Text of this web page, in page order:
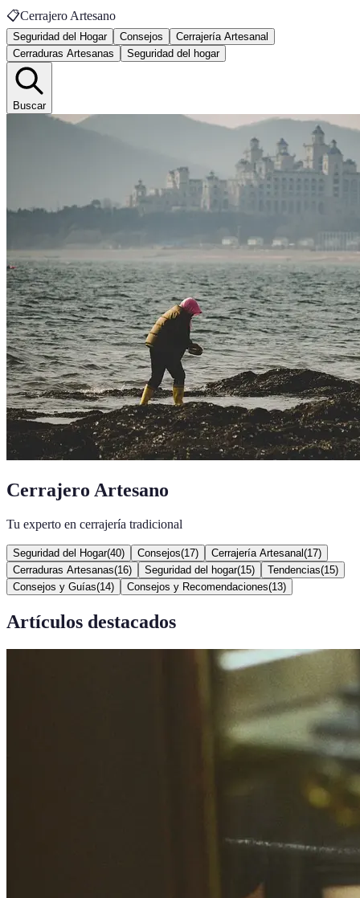
📋Cerrajero Artesano
Seguridad del Hogar Consejos
Cerrajería Artesanal
Cerraduras Artesanas
Seguridad del hogar
Buscar
Cerrajero Artesano
Tu experto en cerrajería tradicional
Seguridad del Hogar(40) Consejos(17) Cerrajería Artesanal (17)
Cerraduras Artesanas(16) Seguridad del hogar(15) Tendencias(15)
Consejos y Guías(14) Consejos y Recomendaciones(13)
Artículos destacados